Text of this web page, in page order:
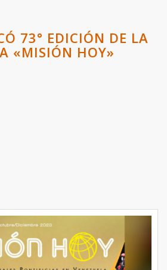
73° EDICIÓN DE LA
«MISIÓN HOY»